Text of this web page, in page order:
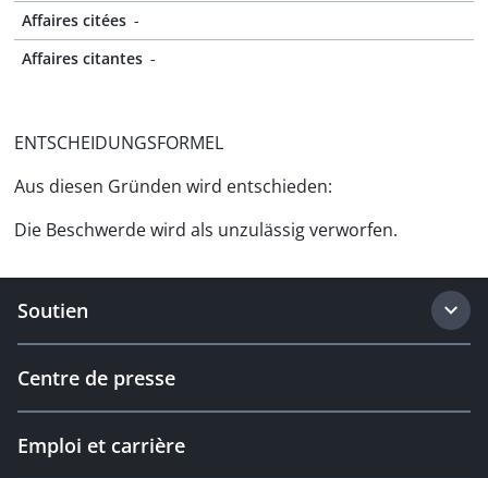
Affaires citées -
Affaires citantes -
ENTSCHEIDUNGSFORMEL
Aus diesen Gründen wird entschieden:
Die Beschwerde wird als unzulässig verworfen.
Soutien
Centre de presse
Emploi et carrière